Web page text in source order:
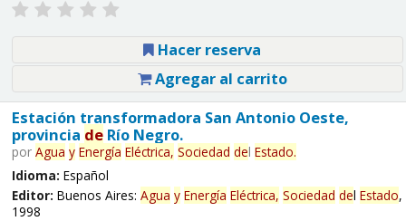
Hacer reserva
Agregar al carrito
Estación transformadora San Antonio Oeste,
provincia deRío Negro.
por Agua y Energía Eléctrica, Sociedad del Estado.
Idioma: Español
Editor: Buenos Aires: Agua y Energía Eléctrica, Sociedad del Estado,
1998